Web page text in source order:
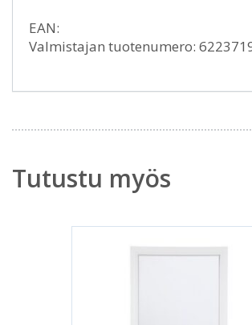
EAN:
Valmistajan tuotenumero:
Tutustu myös